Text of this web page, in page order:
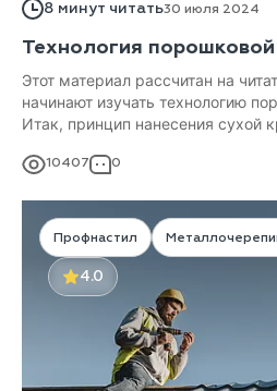
8 минут читать30 июля 2024
Технология
Этот материал рассчитан на
начинают изучать технологию
Итак, принцип нанесения сухой
технология порошковой
10407 0
Профнастил
4.0